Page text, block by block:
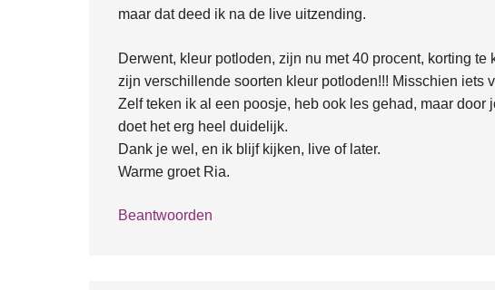
maar dat deed ik na de live uitzending.
Derwent, kleur potloden, zijn nu met 40 procent, korting
zijn verschillende soorten kleur potloden!!! Misschien iets
Zelf teken ik al een poosje, heb ook les gehad, maar
doet het erg heel duidelijk.
Dank je wel, en ik blijf kijken, live of later.
Warme groet Ria.
Beantwoorden